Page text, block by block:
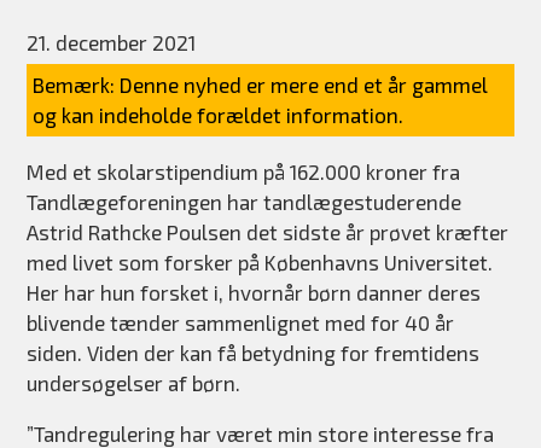
21. december 2021
Bemærk: Denne nyhed er mere end et år gammel
og kan indeholde forældet information.
Med et skolarstipendium på 162.000 kroner fra
Tandlægeforeningen har tandlægestuderende
Astrid Rathcke Poulsen det sidste år prøvet kræfter
med livet som forsker på Københavns Universitet.
Her har hun forsket i, hvornår børn danner deres
blivende tænder sammenlignet med for 40 år
siden. Viden der kan få betydning for fremtidens
undersøgelser af børn.
”Tandregulering har været min store interesse fra